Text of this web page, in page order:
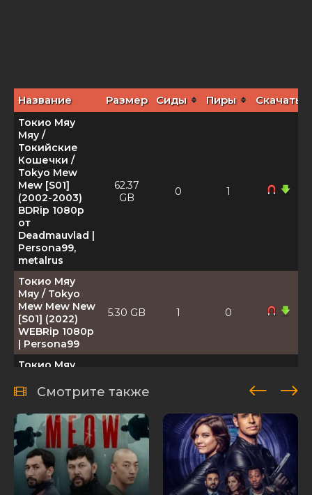
Название Размер Сиды Пиры Скачать
Токио Мяу
Мяу /
Токийские
Кошечки /
Tokyo Mew
Mew [S01]
(2002-2003)
BDRip 1080p
от
Deadmauvlad |
Persona99,
metalrus
62.37
GB
0 1
Токио Мяу
Мяу / Tokyo
Mew Mew New
[S01] (2022)
WEBRip 1080p
| Persona99
5.30 GB 1 0
Токио Мяу
Mew Mew New
[S01] (2022)
WEBRip-AVC |
Persona99
1.99 GB
Кто сказал
мяу? (1962)
IPTV
[H.264/1080i]
512 MB 0
Смотрите также